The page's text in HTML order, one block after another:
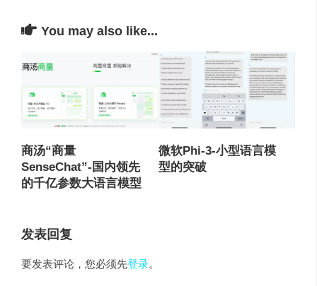
You may also like...
商汤“商量
SenseChat”-国内领先
的千亿参数大语言模型
微软Phi-3-小型语言模
型的突破
发表回复
要发表评论，您必须先登录。